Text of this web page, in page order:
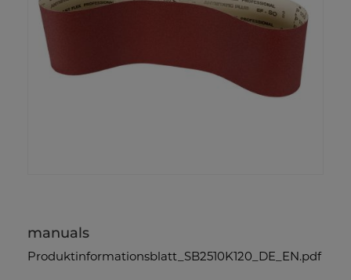
manuals
Produktinformationsblatt_SB2510K120_DE_EN.pdf